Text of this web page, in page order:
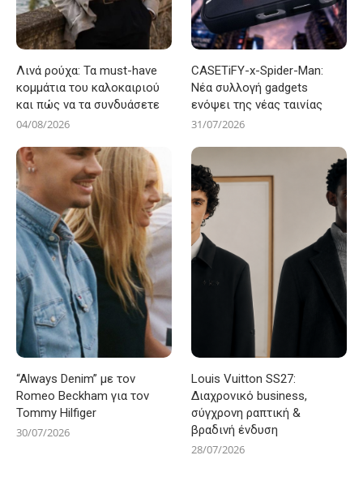
Λινά ρούχα: Τα must-have
κομμάτια του καλοκαιριού
και πώς να τα συνδυάσετε
04/08/2026
CASETiFY-x-Spider-Man:
Νέα συλλογή gadgets
ενόψει της νέας ταινίας
31/07/2026
“Always Denim” με τον
Romeo Beckham για τον
Tommy Hilfiger
30/07/2026
Louis Vuitton SS27:
Διαχρονικό business,
σύγχρονη ραπτική &
βραδινή ένδυση
28/07/2026